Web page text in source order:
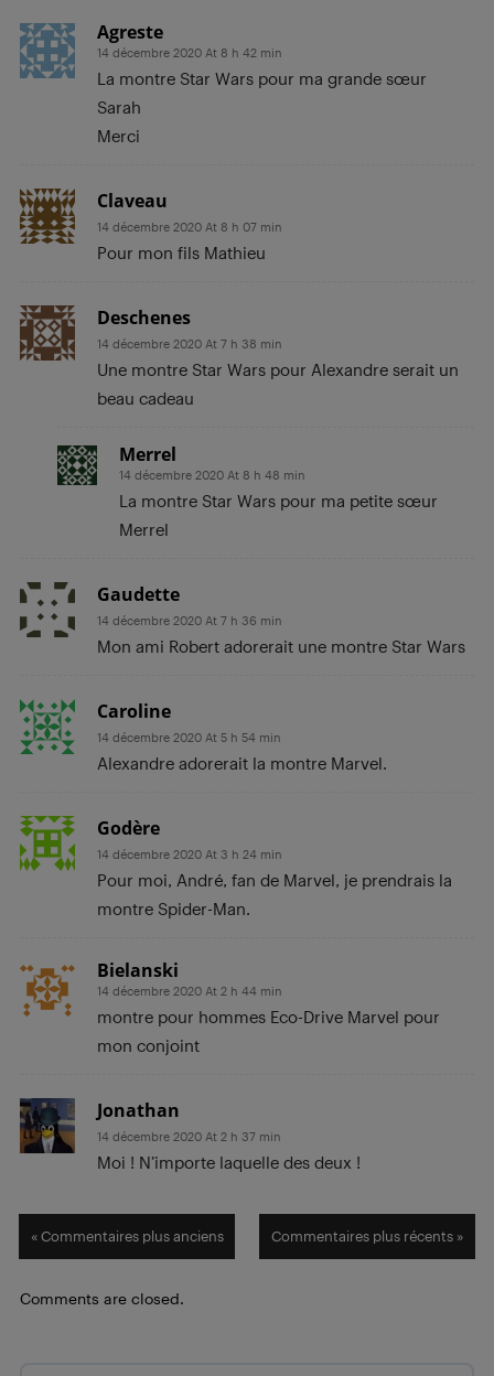
Agreste
14 décembre 2020 At 8 h 42 min
La montre Star Wars pour ma grande sœur
Sarah
Merci
Claveau
14 décembre 2020 At 8 h 07 min
Pour mon fils Mathieu
Deschenes
14 décembre 2020 At 7 h 38 min
Une montre Star Wars pour Alexandre serait un
beau cadeau
Merrel
14 décembre 2020 At 8 h 48 min
La montre Star Wars pour ma petite sœur
Merrel
Gaudette
14 décembre 2020 At 7 h 36 min
Mon ami Robert adorerait une montre Star Wars
Caroline
14 décembre 2020 At 5 h 54 min
Alexandre adorerait la montre Marvel.
Godère
14 décembre 2020 At 3 h 24 min
Pour moi, André, fan de Marvel, je prendrais la
montre Spider-Man.
Bielanski
14 décembre 2020 At 2 h 44 min
montre pour hommes Eco-Drive Marvel pour
mon conjoint
Jonathan
14 décembre 2020 At 2 h 37 min
Moi ! N’importe laquelle des deux !
« Commentaires plus anciens Commentaires plus récents »
Comments are closed.